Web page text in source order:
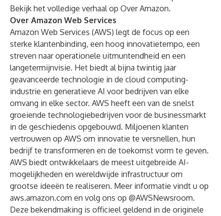
Bekijk het volledige verhaal op Over Amazon.
Over Amazon Web Services
Amazon Web Services (AWS) legt de focus op een
sterke klantenbinding, een hoog innovatietempo, een
streven naar operationele uitmuntendheid en een
langetermijnvisie. Het biedt al bijna twintig jaar
geavanceerde technologie in de cloud computing-
industrie en generatieve AI voor bedrijven van elke
omvang in elke sector. AWS heeft een van de snelst
groeiende technologiebedrijven voor de businessmarkt
in de geschiedenis opgebouwd. Miljoenen klanten
vertrouwen op AWS om innovatie te versnellen, hun
bedrijf te transformeren en de toekomst vorm te geven.
AWS biedt ontwikkelaars de meest uitgebreide AI-
mogelijkheden en wereldwijde infrastructuur om
grootse ideeën te realiseren. Meer informatie vindt u op
aws.amazon.com en volg ons op @AWSNewsroom.
Deze bekendmaking is officieel geldend in de originele